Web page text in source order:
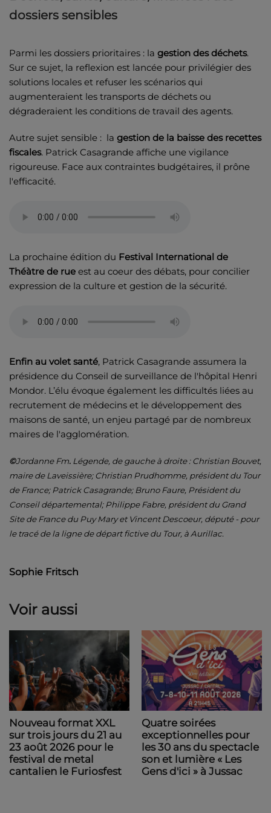
dossiers sensibles
Parmi les dossiers prioritaires : la gestion des déchets.
Sur ce sujet, la reflexion est lancée pour privilégier des
solutions locales et refuser les scénarios qui
augmenteraient les transports de déchets ou
dégraderaient les conditions de travail des agents.
Autre sujet sensible : la gestion de la baisse des recettes
fiscales. Patrick Casagrande affiche une vigilance
rigoureuse. Face aux contraintes budgétaires, il prône
l'efficacité.
La prochaine édition du Festival International de
Théàtre de rue est au coeur des débats, pour concilier
expression de la culture et gestion de la sécurité.
Enfin au volet santé, Patrick Casagrande assumera la
présidence du Conseil de surveillance de l'hôpital Henri
Mondor. L’élu évoque également les difficultés liées au
recrutement de médecins et le développement des
maisons de santé, un enjeu partagé par de nombreux
maires de l'agglomération.
©Jordanne Fm. Légende, de gauche à droite : Christian Bouvet,
maire de Laveissière; Christian Prudhomme, président du Tour
de France; Patrick Casagrande; Bruno Faure, Président du
Conseil départemental; Philippe Fabre, président du Grand
Site de France du Puy Mary et Vincent Descoeur, député - pour
le tracé de la ligne de départ fictive du Tour, à Aurillac.
Sophie Fritsch
Voir aussi
Nouveau format XXL
sur trois jours du 21 au
23 août 2026 pour le
festival de metal
cantalien le Furiosfest
Quatre soirées
exceptionnelles pour
les 30 ans du spectacle
son et lumière « Les
Gens d'ici » à Jussac